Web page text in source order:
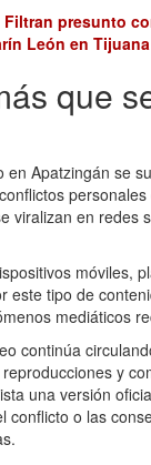
Filtran presunto
León en
que
en Apatzingán se
viralizan en redes
móviles,
este tipo de
mediáticos
continúa
y
una versión
conflicto o las